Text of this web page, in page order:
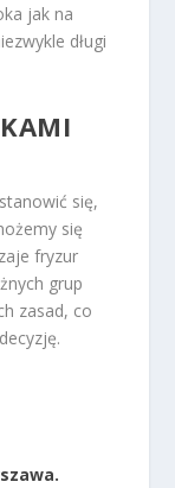
jak na
długi
się,
się
fryzur
grup
zasad, co